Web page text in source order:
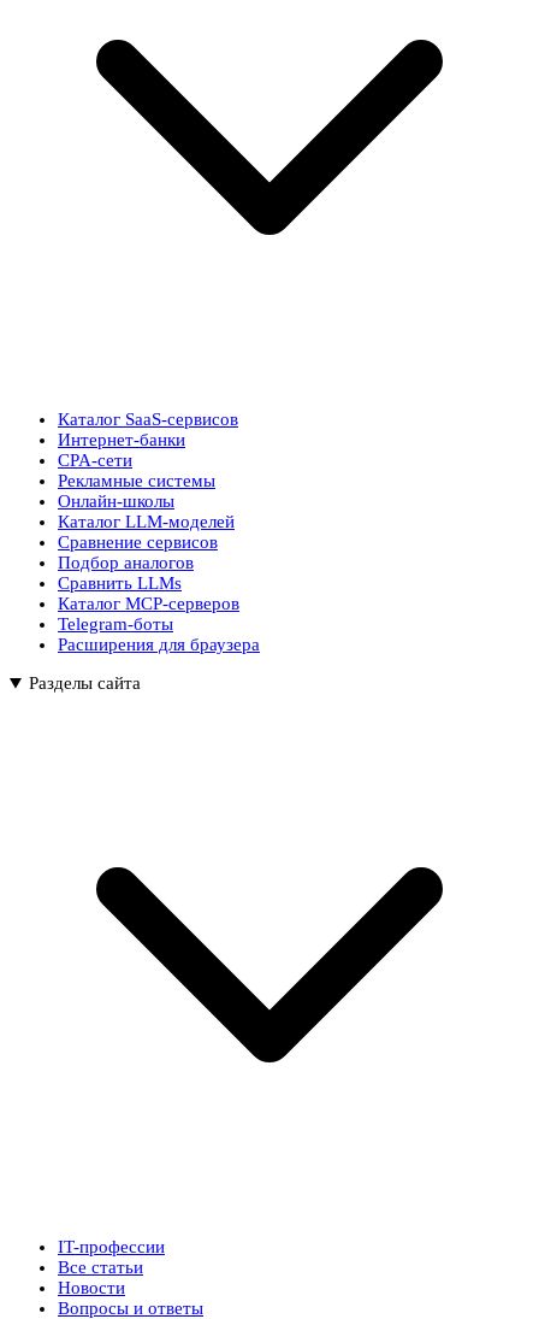
Каталог SaaS-сервисов
Интернет-банки
CPA-сети
Рекламные системы
Онлайн-школы
Каталог LLM-моделей
Сравнение сервисов
Подбор аналогов
Сравнить LLMs
Каталог MCP-серверов
Telegram-боты
Расширения для браузера
Разделы сайта
IT-профессии
Все статьи
Новости
Вопросы и ответы